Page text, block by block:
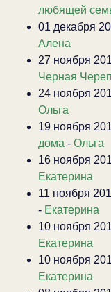
любящей
01 декабря
Алена
27 ноября
Черная
24 ноября
Ольга
19 ноября
дома - Ольга
16 ноября
Екатерина
11 ноября
- Екатерина
10 ноября
Екатерина
10 ноября
Екатерина